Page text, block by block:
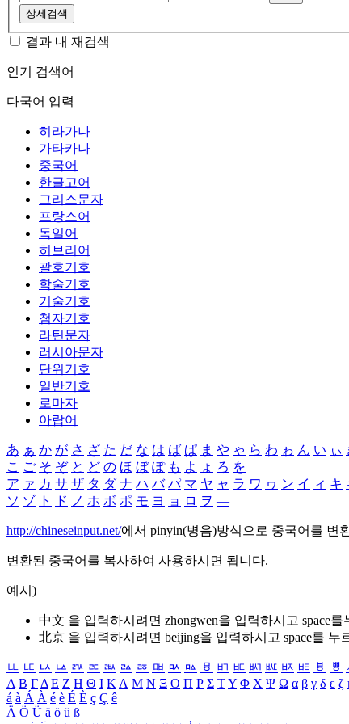
상세검색
결과 내 재검색
인기 검색어
다국어 입력
히라가나
가타카나
중국어
한글고어
그리스문자
프랑스어
독일어
히브리어
괄호기호
학술기호
기술기호
첨자기호
라틴문자
러시아문자
단위기호
일반기호
로마자
아랍어
あ ぁ か が さ ざ た だ な は ば ぱ ま や ゃ ら わ ゎ ん い ぃ
こ ご そ ぞ と ど の ほ ぼ ぽ も よ ょ ろ を
ア ァ カ サ ザ タ ダ ナ ハ バ パ マ ヤ ャ ラ ワ ヮ ン イ ィ キ
ソ ゾ ト ド ノ ホ ボ ポ モ ヨ ョ ロ ヲ ―
http://chineseinput.net/에서 pinyin(병음)방식으로 중국어를 변
변환된 중국어를 복사하여 사용하시면 됩니다.
예시)
中文 을 입력하시려면 zhongwen을 입력하시고 space
北京 을 입력하시려면 beijing을 입력하시고 space를 누
ㅥ ㅦ ㅧ ㅨ ㅩ ㅪ ㅫ ㅬ ㅭ ㅮ ㅯ ㅰ ㅱ ㅲ ㅳ ㅴ ㅵ ㅶ ㅷ ㅸ ㅹ
Α Β ΓΔ Ε Ζ Η Θ Ι ΚΛ Μ Ν Ξ Ο Π Ρ Σ ΤΥ Φ Χ Ψ Ω α β γ δ ε ζ
á à Á À é è É È ç Ç ê
Ä Ö Ü ä ö ü ß